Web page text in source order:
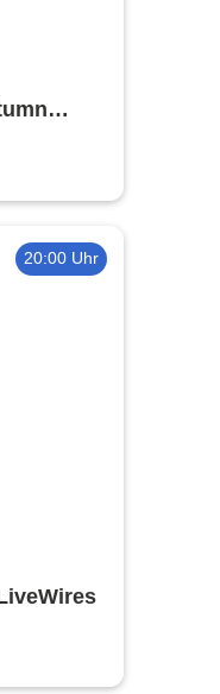
20:00 Uhr